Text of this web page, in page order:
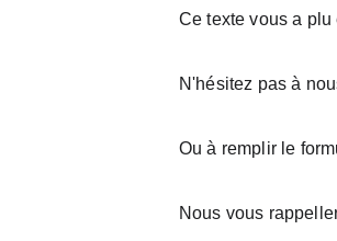
Ce texte vous a
N'hésitez pas à
Ou à remplir le
Nous vous